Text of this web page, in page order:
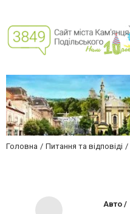
Головна Питання та відповіді
Авто /